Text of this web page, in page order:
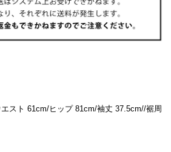
スト 61cm/ヒップ 81cm/袖丈 37.5cm//裾周